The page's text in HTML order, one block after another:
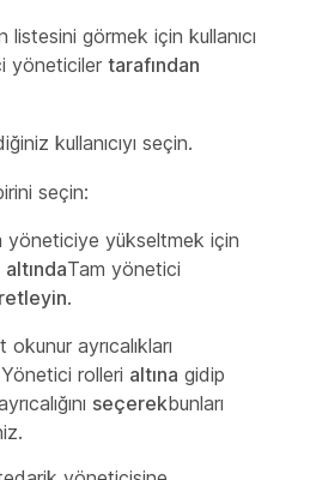
listesini görmek için kullanıcı
yöneticiler tarafından
kullanıcıyı seçin.
seçin:
yöneticiye yükseltmek için
altındaTam yönetici
.
ayrıcalıkları
rolleri altına gidip
seçerekbunları